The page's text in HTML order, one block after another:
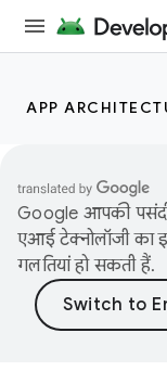
APP
Google आपकी
एआई टेक्नोलॉजी का
गलतियां हो सकती हैं.